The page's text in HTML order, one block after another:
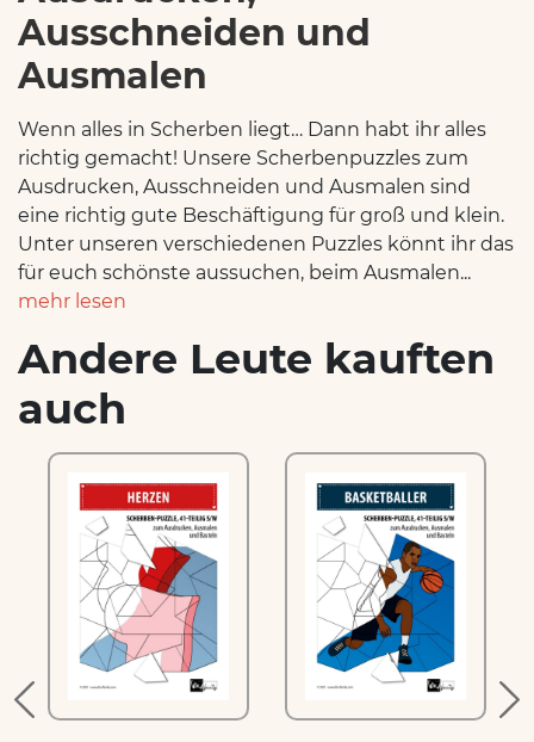
Ausschneiden und
Ausmalen
Wenn alles in Scherben liegt… Dann habt ihr alles
richtig gemacht! Unsere Scherbenpuzzles zum
Ausdrucken, Ausschneiden und Ausmalen sind
eine richtig gute Beschäftigung für groß und klein.
Unter unseren verschiedenen Puzzles könnt ihr das
für euch schönste aussuchen, beim Ausmalen...
mehr lesen
Andere Leute kauften
auch